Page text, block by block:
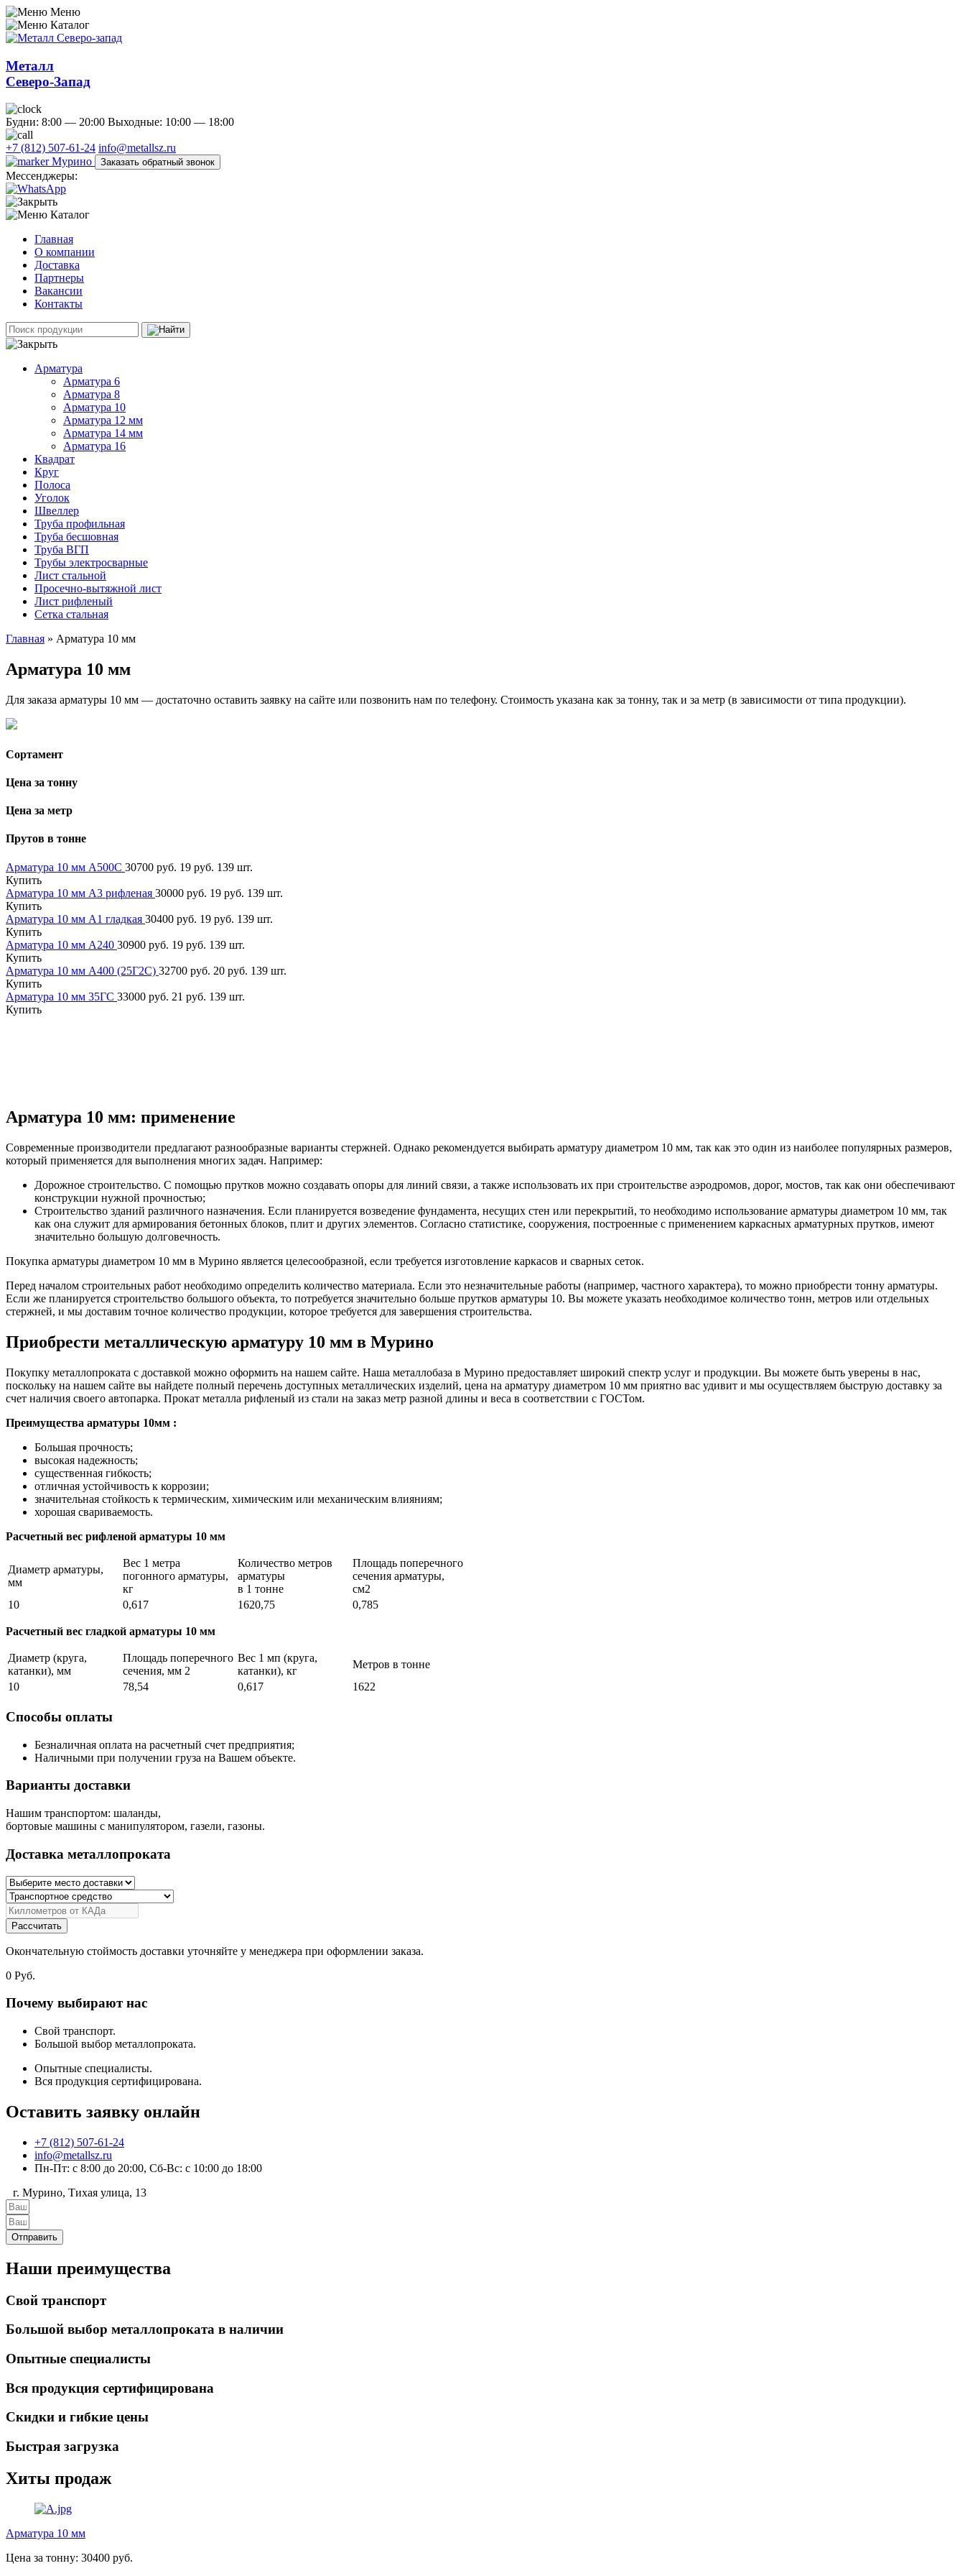
Меню
Каталог
Металл
Северо-Запад
Будни: 8:00 — 20:00 Выходные: 10:00 — 18:00
+7 (812) 507-61-24 info@metallsz.ru
Мурино
Заказать обратный звонок
Мессенджеры:
Каталог
Главная
О компании
Доставка
Партнеры
Вакансии
Контакты
Арматура
Арматура 6
Арматура 8
Арматура 10
Арматура 12 мм
Арматура 14 мм
Арматура 16
Квадрат
Круг
Полоса
Уголок
Швеллер
Труба профильная
Труба бесшовная
Труба ВГП
Трубы электросварные
Лист стальной
Просечно-вытяжной лист
Лист рифленый
Сетка стальная
Главная » Арматура 10 мм
Арматура 10 мм
Для заказа арматуры 10 мм — достаточно оставить заявку на сайте или позвонить нам по телефону. Стоимость указана как за тонну, так и за метр (в зависимости от типа продукции).
Сортамент
Цена за тонну
Цена за метр
Прутов в тонне
Арматура 10 мм А500С 30700 руб. 19 руб. 139 шт.
Купить
Арматура 10 мм А3 рифленая 30000 руб. 19 руб. 139 шт.
Купить
Арматура 10 мм А1 гладкая 30400 руб. 19 руб. 139 шт.
Купить
Арматура 10 мм А240 30900 руб. 19 руб. 139 шт.
Купить
Арматура 10 мм А400 (25Г2С) 32700 руб. 20 руб. 139 шт.
Купить
Арматура 10 мм 35ГС 33000 руб. 21 руб. 139 шт.
Купить
Арматура 10 мм: применение
Современные производители предлагают разнообразные варианты стержней. Однако рекомендуется выбирать арматуру диаметром 10 мм, так как это один из наиболее популярных размеров,
который применяется для выполнения многих задач. Например:
Дорожное строительство. С помощью прутков можно создавать опоры для линий связи, а также использовать их при строительстве аэродромов, дорог, мостов, так как они обеспечивают
конструкции нужной прочностью;
Строительство зданий различного назначения. Если планируется возведение фундамента, несущих стен или перекрытий, то необходимо использование арматуры диаметром 10 мм, так
как она служит для армирования бетонных блоков, плит и других элементов. Согласно статистике, сооружения, построенные с применением каркасных арматурных прутков, имеют
значительно большую долговечность.
Покупка арматуры диаметром 10 мм в Мурино является целесообразной, если требуется изготовление каркасов и сварных сеток.
Перед началом строительных работ необходимо определить количество материала. Если это незначительные работы (например, частного характера), то можно приобрести тонну арматуры.
Если же планируется строительство большого объекта, то потребуется значительно больше прутков арматуры 10. Вы можете указать необходимое количество тонн, метров или отдельных
стержней, и мы доставим точное количество продукции, которое требуется для завершения строительства.
Приобрести металлическую арматуру 10 мм в Мурино
Покупку металлопроката с доставкой можно оформить на нашем сайте. Наша металлобаза в Мурино предоставляет широкий спектр услуг и продукции. Вы можете быть уверены в нас,
поскольку на нашем сайте вы найдете полный перечень доступных металлических изделий, цена на арматуру диаметром 10 мм приятно вас удивит и мы осуществляем быструю доставку за
счет наличия своего автопарка. Прокат металла рифленый из стали на заказ метр разной длины и веса в соответствии с ГОСТом.
Преимущества арматуры 10мм :
Большая прочность;
высокая надежность;
существенная гибкость;
отличная устойчивость к коррозии;
значительная стойкость к термическим, химическим или механическим влияниям;
хорошая свариваемость.
Расчетный вес рифленой арматуры 10 мм
Диаметр арматуры,
мм
Вес 1 метра
погонного арматуры,
кг
Количество метров
арматуры
в 1 тонне
Площадь поперечного
сечения арматуры,
см2
10
0,617 1620,75 0,785
Расчетный вес гладкой арматуры 10 мм
Диаметр (круга,
катанки), мм
Площадь поперечного
сечения, мм 2
Вес 1 мп (круга,
катанки), кг
Метров в тонне
10
78,54 0,617 1622
Способы оплаты
Безналичная оплата на расчетный счет предприятия;
Наличными при получении груза на Вашем объекте.
Варианты доставки
Нашим транспортом: шаланды,
бортовые машины с манипулятором, газели, газоны.
Доставка металлопроката
Рассчитать
Окончательную стоймость доставки уточняйте у менеджера при оформлении заказа.
0 Руб.
Почему выбирают нас
Свой транспорт.
Большой выбор металлопроката.
Опытные специалисты.
Вся продукция сертифицирована.
Оставить заявку онлайн
+7 (812) 507-61-24
info@metallsz.ru
Пн-Пт: с 8:00 до 20:00, Сб-Вс: с 10:00 до 18:00
г. Мурино, Тихая улица, 13
Отправить
Наши преимущества
Свой транспорт
Большой выбор металлопроката в наличии
Опытные специалисты
Вся продукция сертифицирована
Скидки и гибкие цены
Быстрая загрузка
Хиты продаж
Арматура 10 мм
Цена за тонну: 30400 руб.